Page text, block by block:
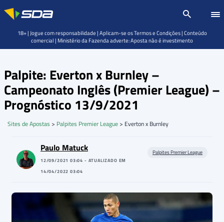
Palpite: Everton x Burnley –
Campeonato Inglês (Premier League) –
Prognóstico 13/9/2021
Sites de Apostas > Palpites Premier League > Everton x Burnley
Paulo Matuck
12/09/2021 03:04 - ATUALIZADO EM
14/04/2022 03:04
Palpites Premier League
18+ | Jogue com responsabilidade | Aplicam-se os Termos e Condições | Conteúdo
comercial | Ministério da Fazenda adverte: Aposta não é investimento